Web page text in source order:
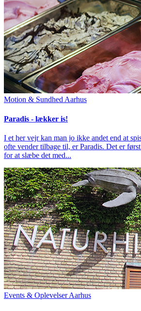
Motion & Sundhed Aarhus
Paradis - lækker is!
I et her vejr kan man jo ikke andet end at
ofte vender tilbage til, er Paradis. Det er
for at slæbe det med...
Events & OplevelserAarhus